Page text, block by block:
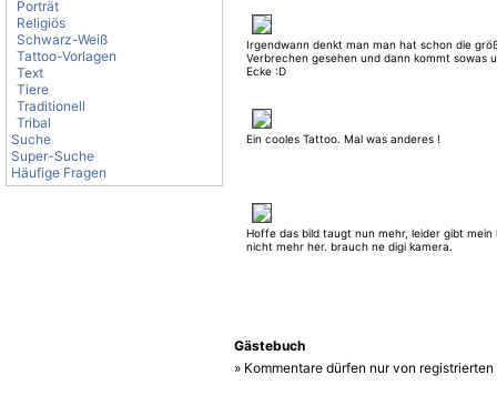
Porträt
Religiös
Schwarz-Weiß
Tattoo-Vorlagen
Text
Tiere
Traditionell
Tribal
Suche
Super-Suche
Häufige Fragen
Irgendwann denkt man man hat schon die
Verbrechen gesehen und dann kommt sowas
Ecke :D
Ein cooles Tattoo. Mal was anderes !
Hoffe das bild taugt nun mehr, leider gibt mein
nicht mehr her. brauch ne digi kamera.
Gästebuch
» Kommentare dürfen nur von